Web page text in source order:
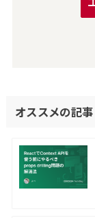
オススメの記事